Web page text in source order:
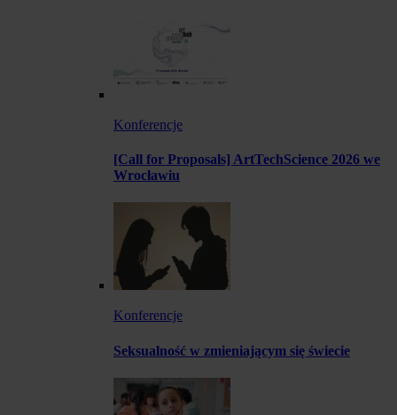
Konferencje
[Call for Proposals] ArtTechScience 2026 we
Wrocławiu
Konferencje
Seksualność w zmieniającym się świecie